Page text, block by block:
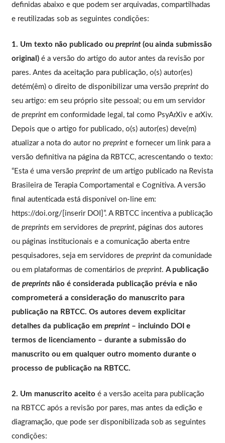
definidas abaixo e que podem ser arquivadas, compartilhadas
e reutilizadas sob as seguintes condições:
1. Um texto não publicado ou preprint(ou ainda submissão
original)é a versão do artigo do autor antes da revisão por
pares. Antes da aceitação para publicação, o(s) autor(es)
detém(êm) o direito de disponibilizar uma versão preprintdo
seu artigo: em seu próprio site pessoal; ou em um servidor
de preprintem conformidade legal, tal como PsyArXiv e arXiv.
Depois que o artigo for publicado, o(s) autor(es) deve(m)
atualizar a nota do autor no preprint e fornecer um link para a
versão definitiva na página da RBTCC, acrescentando o texto:
“Esta é uma versão preprint de um artigo publicado na Revista
Brasileira de Terapia Comportamental e Cognitiva. A versão
final autenticada está disponível on-line em:
https://doi.org/[inserir DOI]”. A RBTCC incentiva a publicação
de preprintsem servidores de preprint, páginas dos autores
ou páginas institucionais e a comunicação aberta entre
pesquisadores, seja em servidores de preprintda comunidade
ou em plataformas de comentários de preprint. A publicação
de preprintsnão é considerada publicação prévia e não
comprometerá a consideração do manuscrito para
publicação na RBTCC. Os autores devem explicitar
detalhes da publicação em preprint– incluindo DOI e
termos de licenciamento – durante a submissão do
manuscrito ou em qualquer outro momento durante o
processo de publicação na RBTCC.
2. Um manuscrito aceito é a versão aceita para publicação
na RBTCC após a revisão por pares, mas antes da edição e
diagramação, que pode ser disponibilizada sob as seguintes
condições: